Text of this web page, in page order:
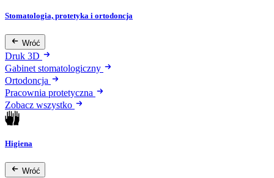
Stomatologia, protetyka i ortodoncja
Wróć
Druk 3D
Gabinet stomatologiczny
Ortodoncja
Pracownia protetyczna
Zobacz wszystko
Higiena
Wróć